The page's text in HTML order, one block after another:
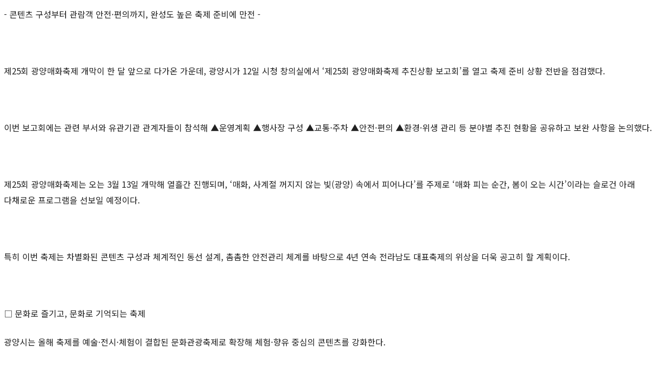
- 콘텐츠 구성부터 관람객 안전·편의까지, 완성도 높은 축제 준비에 만전 -
제25회 광양매화축제 개막이 한 달 앞으로 다가온 가운데, 광양시가 12일 시청 창의실에서 ‘제25회 광양매화축제 추진상황 보고회’를 열고 축제 준비 상황 전반을 점검했다.
이번 보고회에는 관련 부서와 유관기관 관계자들이 참석해 ▲운영계획 ▲행사장 구성 ▲교통·주차 ▲안전·편의 ▲환경·위생 관리 등 분야별 추진 현황을 공유하고 보완 사항을 논의했다.
제25회 광양매화축제는 오는 3월 13일 개막해 열흘간 진행되며, ‘매화, 사계절 꺼지지 않는 빛(광양) 속에서 피어나다’를 주제로 ‘매화 피는 순간, 봄이 오는 시간’이라는 슬로건 아래
다채로운 프로그램을 선보일 예정이다.
특히 이번 축제는 차별화된 콘텐츠 구성과 체계적인 동선 설계, 촘촘한 안전관리 체계를 바탕으로 4년 연속 전라남도 대표축제의 위상을 더욱 공고히 할 계획이다.
□ 문화로 즐기고, 문화로 기억되는 축제
광양시는 올해 축제를 예술·전시·체험이 결합된 문화관광축제로 확장해 체험·향유 중심의 콘텐츠를 강화한다.